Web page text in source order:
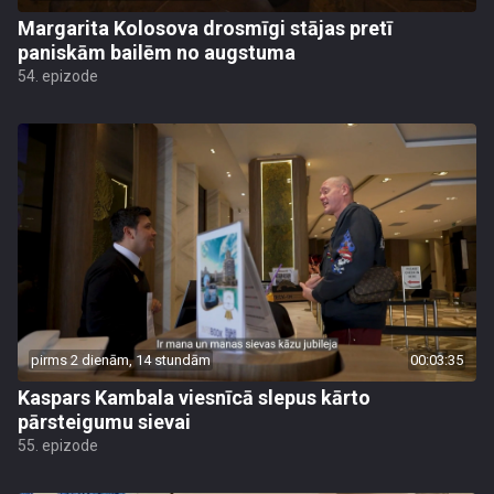
Margarita Kolosova drosmīgi stājas pretī
paniskām bailēm no augstuma
54. epizode
pirms 2 dienām, 14 stundām 00:03:35
Kaspars Kambala viesnīcā slepus kārto
pārsteigumu sievai
55. epizode